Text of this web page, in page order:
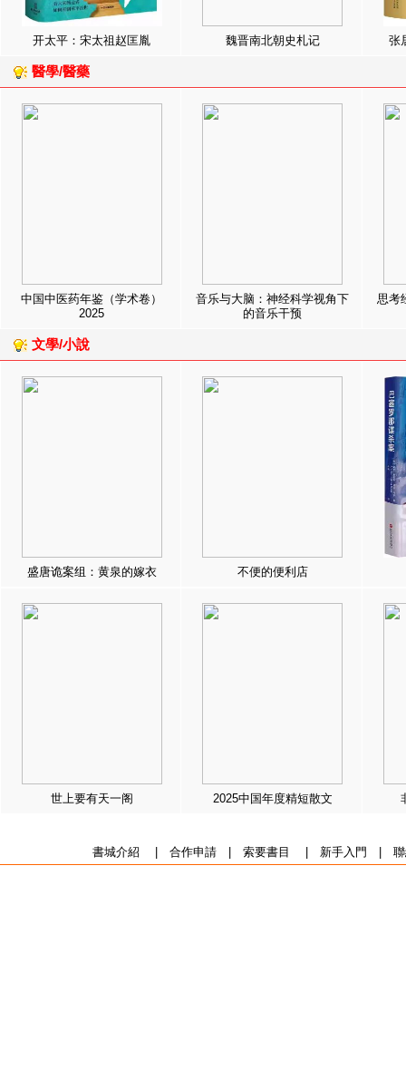
开太平：宋太祖赵匡胤 魏晋南北朝史札记 张
醫學/醫藥
中国中医药年鉴（学术卷）
2025
音乐与大脑：神经科学视角下
的音乐干预
思考
文學/小說
盛唐诡案组：黄泉的嫁衣 不便的便利店
世上要有天一阁 2025中国年度精短散文
書城介紹 合作申請| 索要書目 新手入門